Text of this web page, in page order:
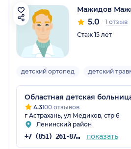
Мажидов
5.0
1 отзыв
Стаж 15 лет
детский ортопед детский
Областная детская
4.3100 отзывов
г Астрахань, ул Медиков, стр 6
Ленинский район
+7 (851) 261-87-56 показать